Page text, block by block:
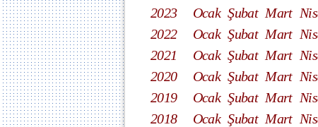
2023
Ocak Şubat Mart
2022
Ocak Şubat Mart
2021
Ocak Şubat Mart
2020
Ocak Şubat Mart
2019
Ocak Şubat Mart
2018
Ocak Şubat Mart